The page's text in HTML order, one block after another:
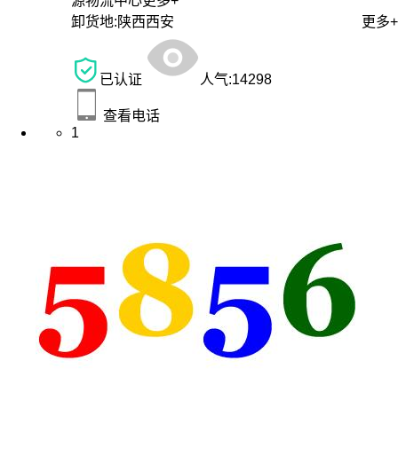
卸货地:陕西西安 更多+
已认证 人气:14298
查看电话
1